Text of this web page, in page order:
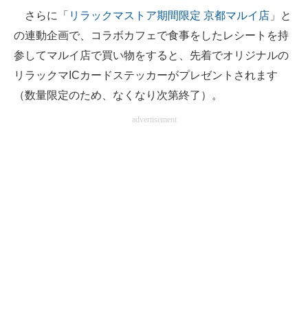
さらに「 リラックマストア期間限定 京都マルイ店 」と
の連動企画で、コラボカフェで食事をしたレシートを持
参してマルイ店で買い物をすると、先着でオリジナルの
リラックマICカードステッカーがプレゼントされます
（数量限定のため、なくなり次第終了）。
advertisement